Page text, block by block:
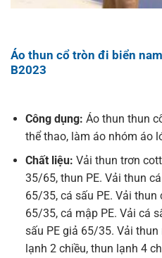
Áo thun cổ tròn đi biển
B2023
Công dụng: Áo thun thun
thể thao, làm áo nhóm áo
Chất liệu: Vải thun trơn
35/65, thun PE. Vải thun
65/35, cá sấu PE. Vải
65/35, cá mập PE. Vải cá
sấu PE giả 65/35. Vải
lạnh 2 chiều, thun lạnh 4